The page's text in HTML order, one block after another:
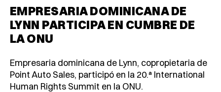
EMPRESARIA DOMINICANA DE
LYNN PARTICIPA EN CUMBRE DE
LA ONU
Empresaria dominicana de Lynn, copropietaria de
Point Auto Sales, participó en la 20.ª International
Human Rights Summit en la ONU.